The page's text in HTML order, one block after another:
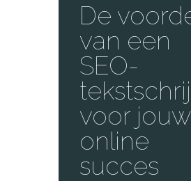
De
van een
SEO-
voor jouw
online
succes